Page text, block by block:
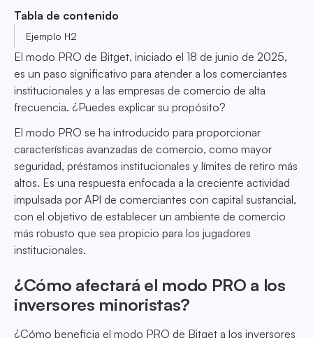
Tabla de contenido
Ejemplo H2
El modo PRO de Bitget, iniciado el 18 de junio de 2025,
es un paso significativo para atender a los comerciantes
institucionales y a las empresas de comercio de alta
frecuencia. ¿Puedes explicar su propósito?
El modo PRO se ha introducido para proporcionar
características avanzadas de comercio, como mayor
seguridad, préstamos institucionales y límites de retiro más
altos. Es una respuesta enfocada a la creciente actividad
impulsada por API de comerciantes con capital sustancial,
con el objetivo de establecer un ambiente de comercio
más robusto que sea propicio para los jugadores
institucionales.
¿Cómo afectará el modo PRO a los
inversores minoristas?
¿Cómo beneficia el modo PRO de Bitget a los inversores